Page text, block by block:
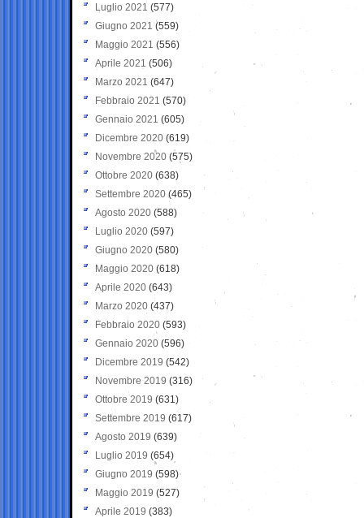
Luglio 2021 (577)
Giugno 2021(559)
Maggio 2021 (556)
Aprile 2021 (506)
Marzo 2021 (647)
Febbraio 2021 (570)
Gennaio 2021 (605)
Dicembre 2020 (619)
Novembre 2020 (575)
Ottobre 2020 (638)
Settembre 2020(465)
Agosto 2020 (588)
Luglio 2020 (597)
Giugno 2020 (580)
Maggio 2020 (618)
Aprile 2020 (643)
Marzo 2020 (437)
Febbraio 2020 (593)
Gennaio 2020 (596)
Dicembre 2019 (542)
Novembre 2019 (316)
Ottobre 2019 (631)
Settembre 2019 (617)
Agosto 2019 (639)
Luglio 2019 (654)
Giugno 2019 (598)
Maggio 2019 (527)
Aprile 2019 (383)